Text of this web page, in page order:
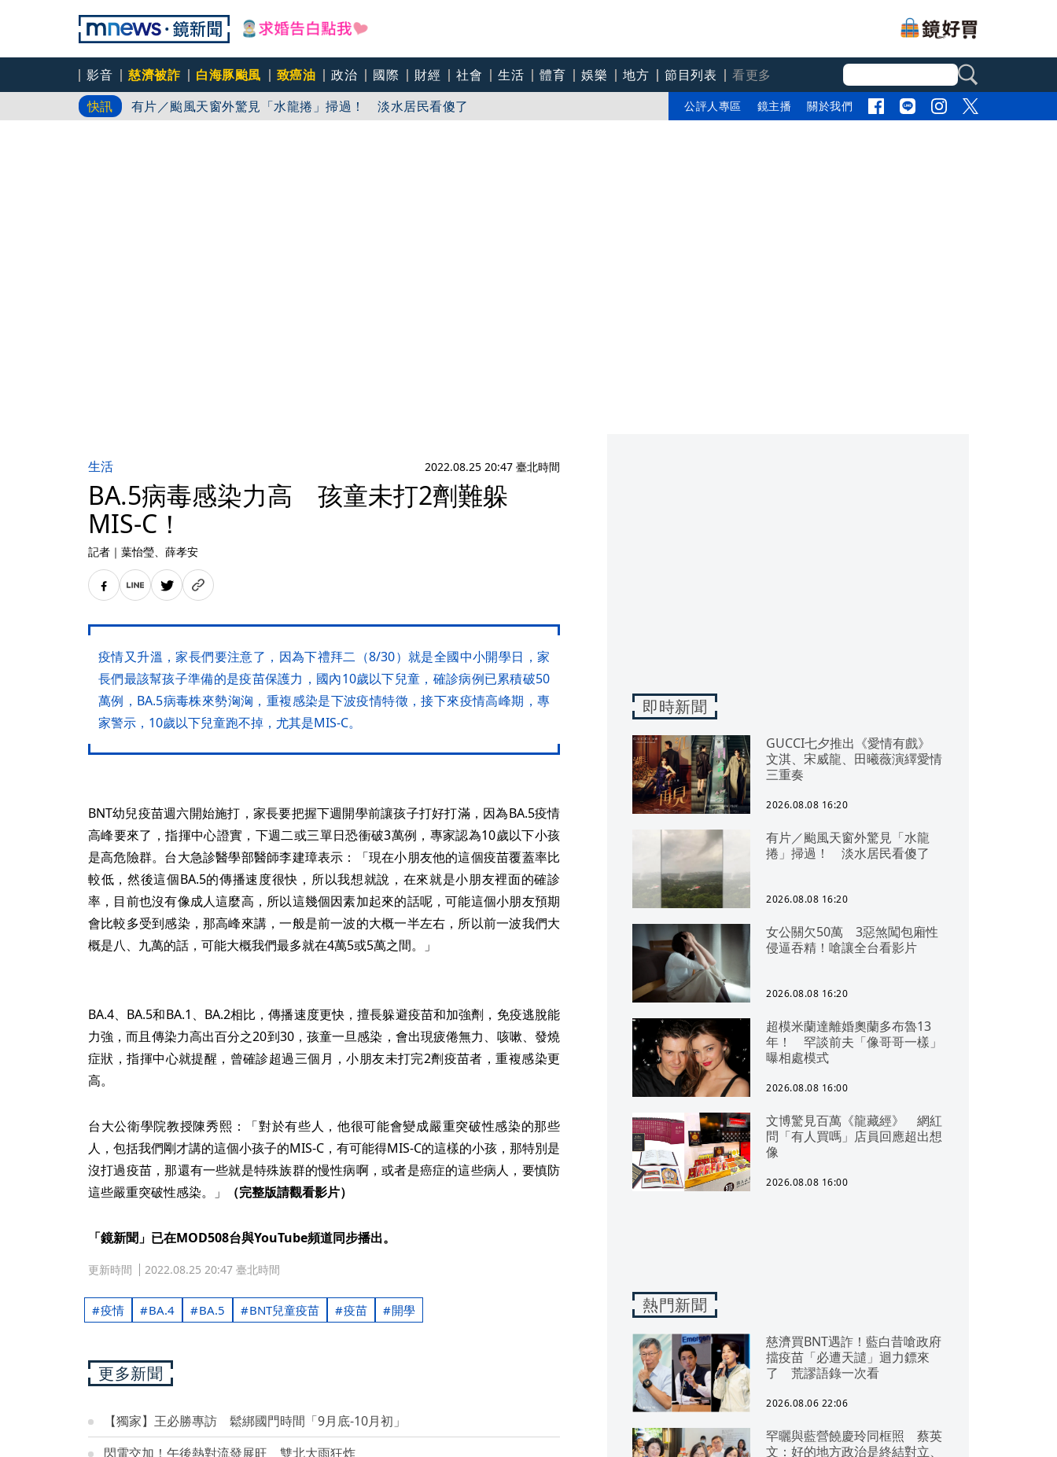
影音 慈濟被詐 白海豚颱風 致癌油 政治 國際 財經 社會 生活 體育 娛樂 地方 節目列表
看更多
快訊
GUCCI七夕推出《愛情有戲》 文淇、宋威龍、田曦薇演繹愛情三重奏
有片／颱風天窗外驚見「水龍捲」掃過！ 淡水居民看傻了
女公關欠50萬 3惡煞闖包廂性侵逼吞精！嗆讓全台看影片
公評人專區 鏡主播 關於我們
生活 2022.08.25 20:47 臺北時間
BA.5病毒感染力高 孩童未打2劑難躲
MIS-C！
記者 ｜ 葉怡瑩、薛孝安
疫情又升溫，家長們要注意了，因為下禮拜二（8/30）就是全國中小開學日，家
長們最該幫孩子準備的是疫苗保護力，國內10歲以下兒童，確診病例已累積破50
萬例，BA.5病毒株來勢洶洶，重複感染是下波疫情特徵，接下來疫情高峰期，專
家警示，10歲以下兒童跑不掉，尤其是MIS-C。
BNT幼兒疫苗週六開始施打，家長要把握下週開學前讓孩子打好打滿，因為BA.5疫情
高峰要來了，指揮中心證實，下週二或三單日恐衝破3萬例，專家認為10歲以下小孩
是高危險群。台大急診醫學部醫師李建璋表示：「現在小朋友他的這個疫苗覆蓋率比
較低，然後這個BA.5的傳播速度很快，所以我想就說，在來就是小朋友裡面的確診
率，目前也沒有像成人這麼高，所以這幾個因素加起來的話呢，可能這個小朋友預期
會比較多受到感染，那高峰來講，一般是前一波的大概一半左右，所以前一波我們大
概是八、九萬的話，可能大概我們最多就在4萬5或5萬之間。」
BA.4、BA.5和BA.1、BA.2相比，傳播速度更快，擅長躲避疫苗和加強劑，免疫逃脫能
力強，而且傳染力高出百分之20到30，孩童一旦感染，會出現疲倦無力、咳嗽、發燒
症狀，指揮中心就提醒，曾確診超過三個月，小朋友未打完2劑疫苗者，重複感染更
高。
台大公衛學院教授陳秀熙：「對於有些人，他很可能會變成嚴重突破性感染的那些
人，包括我們剛才講的這個小孩子的MIS-C，有可能得MIS-C的這樣的小孩，那特別是
沒打過疫苗，那還有一些就是特殊族群的慢性病啊，或者是癌症的這些病人，要慎防
這些嚴重突破性感染。」
（完整版請觀看影片）
「鏡新聞」已在MOD508台與YouTube頻道同步播出。
更新時間 2022.08.25 20:47 臺北時間
疫情 BA.4 BA.5 BNT兒童疫苗 疫苗 開學
更多新聞
【獨家】王必勝專訪 鬆綁國門時間「9月底-10月初」
閃電交加！午後熱對流發展旺 雙北大雨狂炸
即時新聞
GUCCI七夕推出《愛情有戲》
文淇、宋威龍、田曦薇演繹愛情
三重奏
2026.08.08 16:20
有片／颱風天窗外驚見「水龍
捲」掃過！ 淡水居民看傻了
2026.08.08 16:20
女公關欠50萬 3惡煞闖包廂性
侵逼吞精！嗆讓全台看影片
2026.08.08 16:20
超模米蘭達離婚奧蘭多布魯13
年！ 罕談前夫「像哥哥一樣」
曝相處模式
2026.08.08 16:00
文博驚見百萬《龍藏經》 網紅
問「有人買嗎」店員回應超出想
像
2026.08.08 16:00
熱門新聞
慈濟買BNT遇詐！藍白昔嗆政府
擋疫苗「必遭天譴」迴力鏢來
了 荒謬語錄一次看
2026.08.06 22:06
罕曬與藍營饒慶玲同框照 蔡英
文：好的地方政治是終結對立、